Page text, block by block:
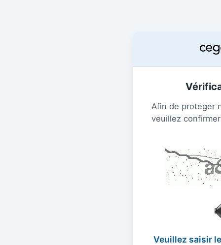
Afin de protéger
veuillez
Veuillez saisir